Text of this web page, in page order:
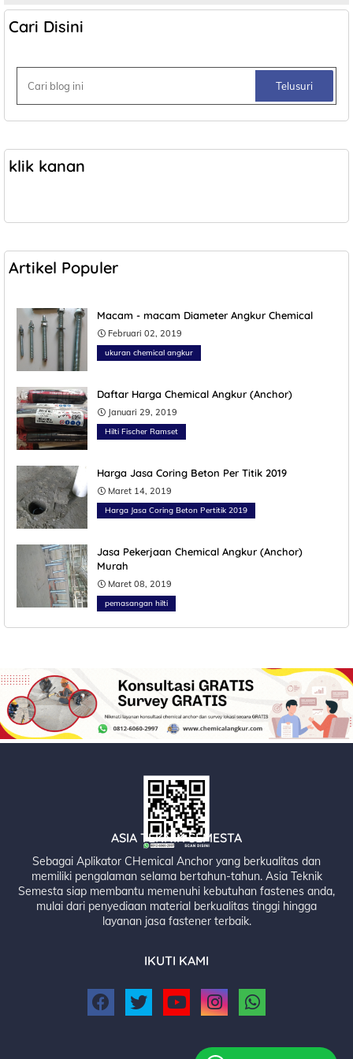
Cari Disini
klik kanan
Artikel Populer
Macam - macam Diameter Angkur Chemical
Februari 02, 2019
ukuran chemical angkur
Daftar Harga Chemical Angkur (Anchor)
Januari 29, 2019
Hilti Fischer Ramset
Harga Jasa Coring Beton Per Titik 2019
Maret 14, 2019
Harga Jasa Coring Beton Pertitik 2019
Jasa Pekerjaan Chemical Angkur (Anchor)
Murah
Maret 08, 2019
pemasangan hilti
ASIA TEKNIK SEMESTA
Sebagai Aplikator CHemical Anchor yang berkualitas dan
memiliki pengalaman selama bertahun-tahun. Asia Teknik
Semesta siap membantu memenuhi kebutuhan fastenes anda,
mulai dari penyediaan material berkualitas tinggi hingga
layanan jasa fastener terbaik.
IKUTI KAMI